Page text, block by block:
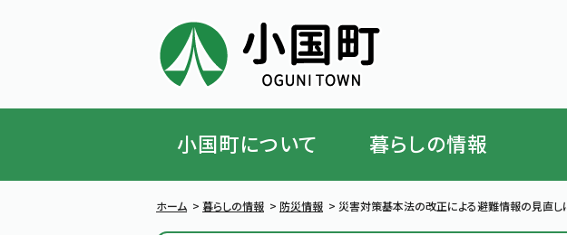
小国町について 暮らしの情報
ホーム > 暮らしの情報 > 防災情報 > 災害対策基本法の改正による避難情報の見直し